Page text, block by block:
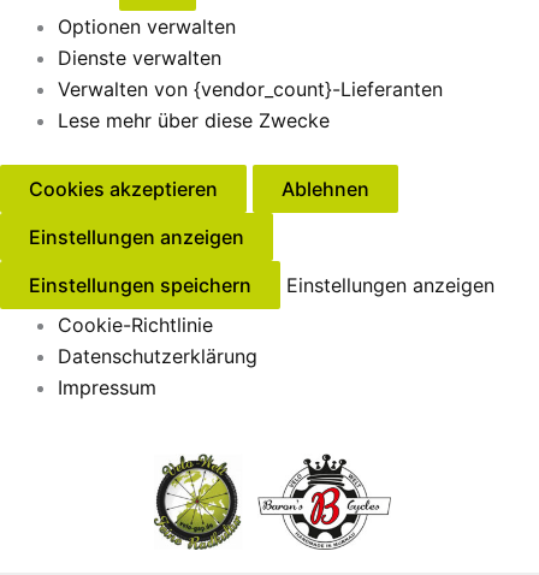
Optionen verwalten
Dienste verwalten
Verwalten von {vendor_count}-Lieferanten
Lese mehr über diese Zwecke
Cookies akzeptieren
Ablehnen
Einstellungen anzeigen
Einstellungen speichern
Einstellungen anzeigen
Cookie-Richtlinie
Datenschutzerklärung
Impressum